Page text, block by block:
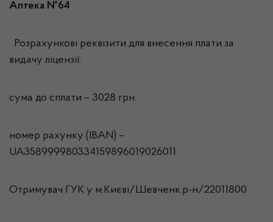
Аптека №64
Розрахункові реквізити для внесення плати за
видачу ліцензії:
сума до сплати – 3028 грн.
номер рахунку (IBAN) –
UA358999980334159896019026011
Отримувач ГУК у м.Києві/Шевченк.р-н/22011800